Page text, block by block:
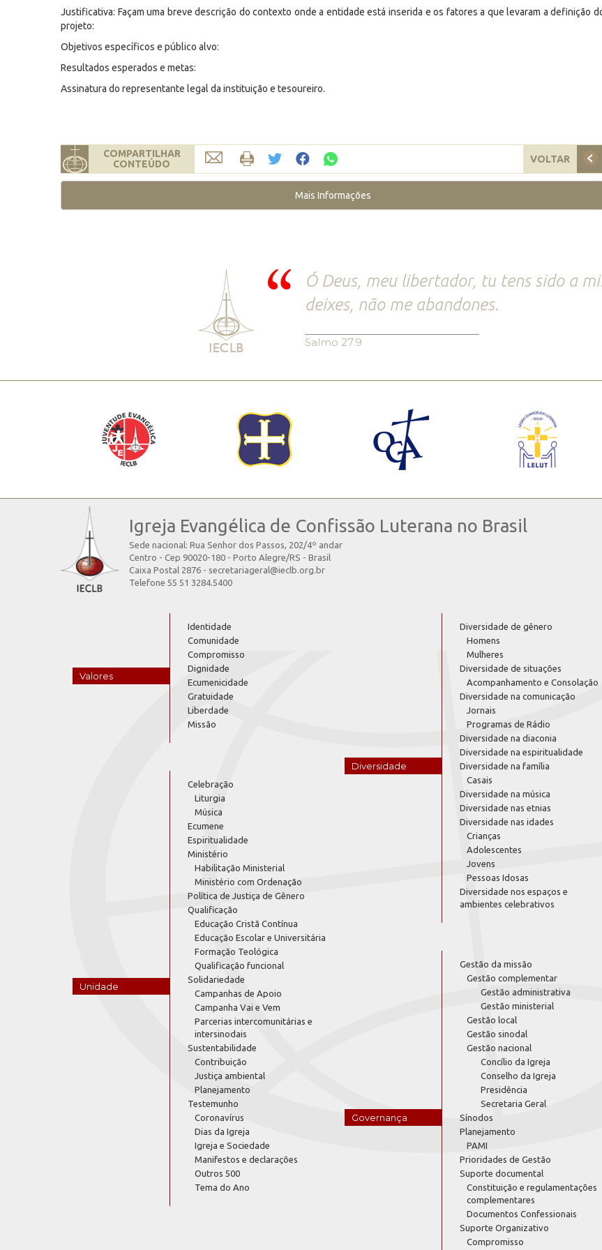
Justificativa: Façam uma breve descrição do contexto onde a entidade está inserida e os fatores a que levaram a definição
projeto:
Objetivos específicos e público alvo:
Resultados esperados e metas:
Assinatura do representante legal da instituição e tesoureiro.
COMPARTILHAR
CONTEÚDO
VOLTAR
Mais Informações
Ó Deus, meu libertador, tu tens sido a
deixes, não me abandones.
Salmo 27.9
Igreja Evangélica de Confissão Luterana no Brasil
Sede nacional: Rua Senhor dos Passos, 202/4º andar
Centro - Cep 90020-180 - Porto Alegre/RS - Brasil
Caixa Postal 2876 - secretariageral@ieclb.org.br
Telefone 55 51 3284.5400
Valores
Identidade
Comunidade
Compromisso
Dignidade
Ecumenicidade
Gratuidade
Liberdade
Missão
Unidade
Celebração
Liturgia
Música
Ecumene
Espiritualidade
Ministério
Habilitação Ministerial
Ministério com Ordenação
Política de Justiça de Gênero
Qualificação
Educação Cristã Contínua
Educação Escolar e Universitária
Formação Teológica
Qualificação funcional
Solidariedade
Campanhas de Apoio
Campanha Vai e Vem
Parcerias intercomunitárias e
intersinodais
Sustentabilidade
Contribuição
Justiça ambiental
Planejamento
Testemunho
Coronavírus
Dias da Igreja
Igreja e Sociedade
Manifestos e declarações
Outros 500
Tema do Ano
Diversidade
Diversidade de gênero
Homens
Mulheres
Diversidade de situações
Acompanhamento e Consolação
Diversidade na comunicação
Jornais
Programas de Rádio
Diversidade na diaconia
Diversidade na espiritualidade
Diversidade na família
Casais
Diversidade na música
Diversidade nas etnias
Diversidade nas idades
Crianças
Adolescentes
Jovens
Pessoas Idosas
Diversidade nos espaços e
ambientes celebrativos
Governança
Gestão da missão
Gestão complementar
Gestão administrativa
Gestão ministerial
Gestão local
Gestão sinodal
Gestão nacional
Concílio da Igreja
Conselho da Igreja
Presidência
Secretaria Geral
Sínodos
Planejamento
PAMI
Prioridades de Gestão
Suporte documental
Constituição e regulamentações
complementares
Documentos Confessionais
Suporte Organizativo
Compromisso